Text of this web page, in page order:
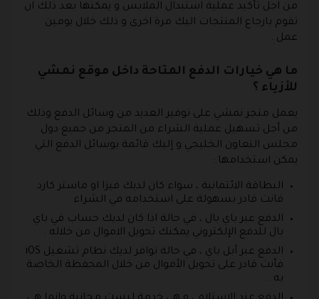
من اجل تأكيد عملية استبدال الملابس و يمكنها بعد ذلك ان
تقوم بارجاع المنتجات اليك مرة اخرى و ذلك خلال يومين
عمل .
ما هي خيارات الدفع المتاحة داخل موقع نمشي
للأزياء ؟
يعمل متجر نمشي على توفير العديد من وسائل الدفع وذلك
من أجل تسهيل عملية الشراء من المتجر من جميع دول
مجلس التعاون الخليجي و إليك قائمة بوسائل الدفع التي
يمكن استخدامها :
البطاقة الائتمانية ، سواء كان لديك فيزا او ماستر كارد
فانت قادر بسهولة على استخدامه في الشراء
الدفع عبر باي بال ، في حالة اذا كان لديك حساب في باي
بال للدفع الإلكتروني يمكنك تحويل الاموال من خلاله .
الدفع عبر أبل باي
، في حالة توافر لديك نظام تشغيل iOS
فأنت قادر على تحويل الأموال من خلال المحفظة الخاصة
به .